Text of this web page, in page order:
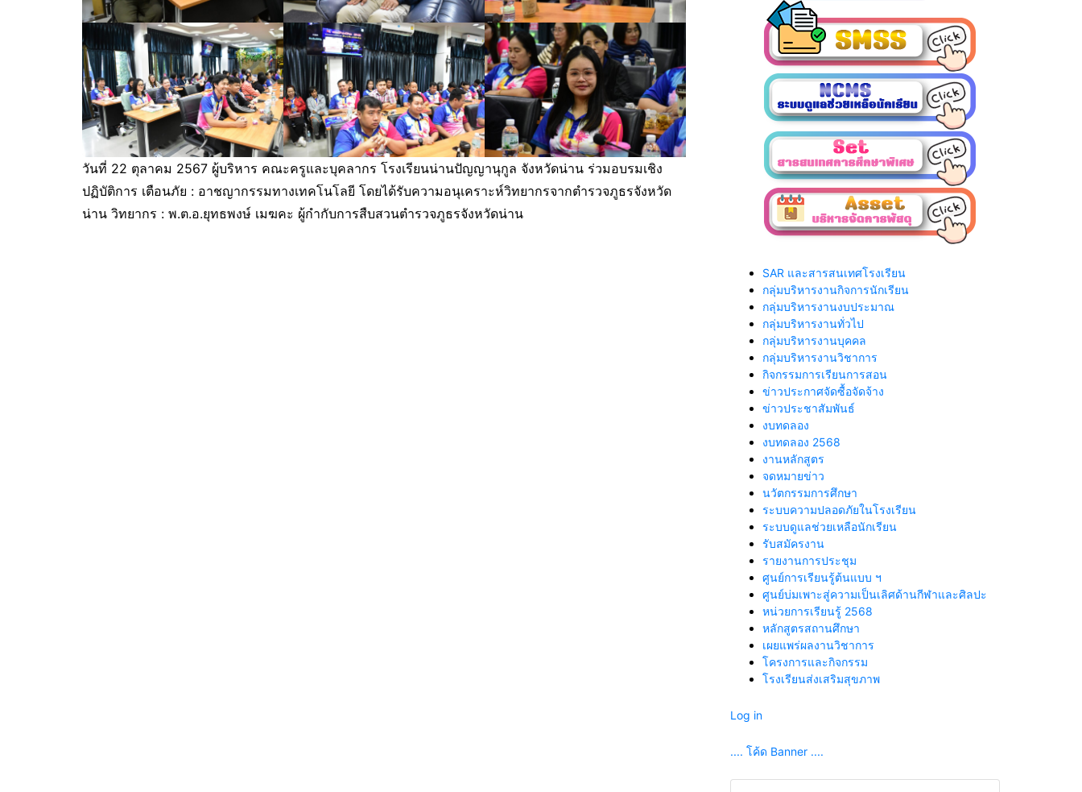
วันที่ 22 ตุลาคม 2567 ผู้บริหาร คณะครูและบุคลากร โรงเรียนน่านปัญญานุกูล จังหวัดน่าน ร่วมอบรมเชิง
ปฏิบัติการ เตือนภัย : อาชญากรรมทางเทคโนโลยี โดยได้รับความอนุเคราะห์วิทยากรจากตำรวจภูธรจังหวัด
น่าน วิทยากร : พ.ต.อ.ยุทธพงษ์ เมฆคะ ผู้กำกับการสืบสวนตำรวจภูธรจังหวัดน่าน
SAR และสารสนเทศโรงเรียน
กลุ่มบริหารงานกิจการนักเรียน
กลุ่มบริหารงานงบประมาณ
กลุ่มบริหารงานทั่วไป
กลุ่มบริหารงานบุคคล
กลุ่มบริหารงานวิชาการ
กิจกรรมการเรียนการสอน
ข่าวประกาศจัดซื้อจัดจ้าง
ข่าวประชาสัมพันธ์
งบทดลอง
งบทดลอง 2568
งานหลักสูตร
จดหมายข่าว
นวัตกรรมการศึกษา
ระบบความปลอดภัยในโรงเรียน
ระบบดูแลช่วยเหลือนักเรียน
รับสมัครงาน
รายงานการประชุม
ศูนย์การเรียนรู้ต้นแบบ ฯ
ศูนย์บ่มเพาะสู่ความเป็นเลิศด้านกีฬาและศิลปะ
หน่วยการเรียนรู้ 2568
หลักสูตรสถานศึกษา
เผยแพร่ผลงานวิชาการ
โครงการและกิจกรรม
โรงเรียนส่งเสริมสุขภาพ
Log in
.... โค้ด Banner ....